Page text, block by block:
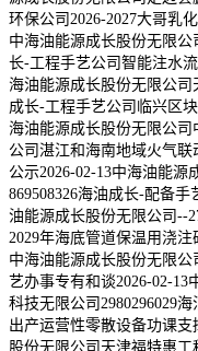
环保公司2026-2027大哥乳
中海油能源成长股份无限公
长-工程手艺公司智能注水
海油能源成长股份无限公司
成长-工程手艺公司临兴区
海油能源成长股份无限公
公司湛江和海南地域火气
公示2026-02-13中海油能源
869508326海油成长-配备
油能源成长股份无限公司--
2029年海底管道保温用浇
中海油能源成长股份无限
艺办事专有和谈2026-02-
科技无限公司2980296029
出产运营性零散设备功课支
股份无限公司天津福特惠工